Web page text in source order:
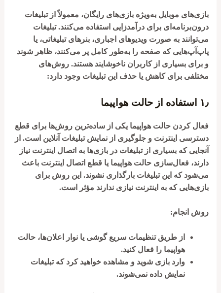
بازی‌های موبایل به‌ویژه بازی‌های رایگان، معمولاً از تبلیغات
درون‌برنامه‌ای برای درآمدزایی استفاده می‌کنند. تبلیغات
می‌توانند به صورت ویدیوهای اجباری، بنرهای تبلیغاتی، یا
پاپ‌آپ‌هایی که صفحه را به‌طور کامل پر می‌کنند، ظاهر شوند
و برای بسیاری از کاربران ناخوشایند هستند. روش‌های
مختلفی برای کاهش یا حذف این تبلیغات وجود دارد:
۱٫ استفاده از حالت هواپیما
فعال کردن حالت هواپیما یکی از ساده‌ترین روش‌ها برای قطع
دسترسی اینترنت و جلوگیری از نمایش تبلیغات آنلاین است. از
آنجایی که بسیاری از تبلیغات در بازی‌ها به اتصال اینترنت نیاز
دارند، فعال‌سازی حالت هواپیما یا قطع اتصال اینترنت باعث
می‌شود که این تبلیغات بارگذاری نشوند. این روش برای
بازی‌هایی که به اینترنت نیازی ندارند مؤثر است.
روش انجام:
از طریق تنظیمات سریع گوشی یا نوار اعلان‌ها، حالت
هواپیما را فعال کنید.
وارد بازی شوید و مشاهده خواهید کرد که تبلیغات
نمایش داده نمی‌شوند.